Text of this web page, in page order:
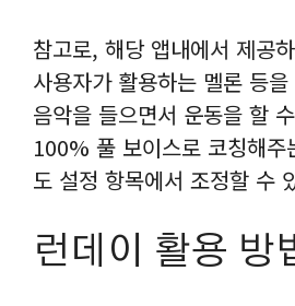
다.
참고로, 해당 앱내에서 제공
사용자가 활용하는 멜론 등
음악을 들으면서 운동을 할
100% 풀 보이스로 코칭해주
도 설정 항목에서 조정할 수
런데이 활용 방